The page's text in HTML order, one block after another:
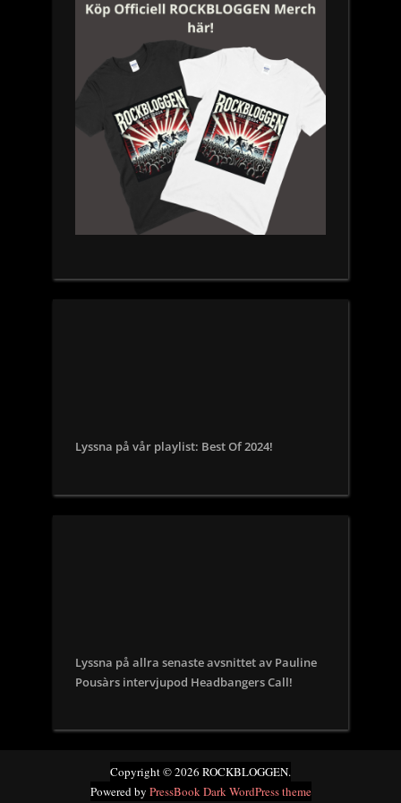
Lyssna på vår playlist: Best Of 2024!
Lyssna på allra senaste avsnittet av Pauline
Pousàrs intervjupod Headbangers Call!
Copyright © 2026 ROCKBLOGGEN.
Powered by PressBook Dark WordPress theme